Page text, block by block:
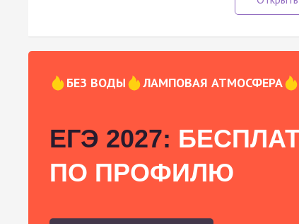
БЕЗ ВОДЫ ЛАМПОВАЯ АТМОСФЕРА
ЕГЭ 2027:
ПО ПРОФИЛЮ